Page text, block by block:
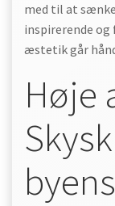
med til at
inspirerende
æstetik går
Høje